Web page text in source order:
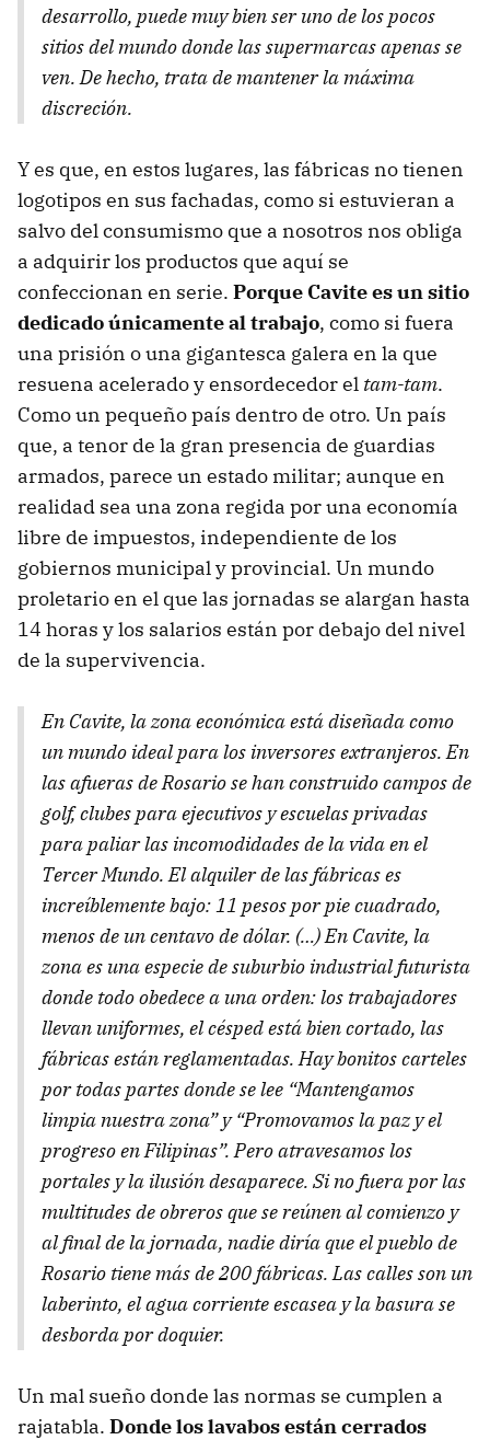
desarrollo, puede muy bien ser uno de los pocos
sitios del mundo donde las supermarcas apenas se
ven. De hecho, trata de mantener la máxima
discreción.
Y es que, en estos lugares, las fábricas no tienen
logotipos en sus fachadas, como si estuvieran a
salvo del consumismo que a nosotros nos obliga
a adquirir los productos que aquí se
confeccionan en serie. Porque Cavite es un sitio
dedicado únicamente al trabajo, como si fuera
una prisión o una gigantesca galera en la que
resuena acelerado y ensordecedor el tam-tam.
Como un pequeño país dentro de otro. Un país
que, a tenor de la gran presencia de guardias
armados, parece un estado militar; aunque en
realidad sea una zona regida por una economía
libre de impuestos, independiente de los
gobiernos municipal y provincial. Un mundo
proletario en el que las jornadas se alargan hasta
14 horas y los salarios están por debajo del nivel
de la supervivencia.
En Cavite, la zona económica está diseñada como
un mundo ideal para los inversores extranjeros. En
las afueras de Rosario se han construido campos de
golf, clubes para ejecutivos y escuelas privadas
para paliar las incomodidades de la vida en el
Tercer Mundo. El alquiler de las fábricas es
increíblemente bajo: 11 pesos por pie cuadrado,
menos de un centavo de dólar. (…) En Cavite, la
zona es una especie de suburbio industrial futurista
donde todo obedece a una orden: los trabajadores
llevan uniformes, el césped está bien cortado, las
fábricas están reglamentadas. Hay bonitos carteles
por todas partes donde se lee “Mantengamos
limpia nuestra zona” y “Promovamos la paz y el
progreso en Filipinas”. Pero atravesamos los
portales y la ilusión desaparece. Si no fuera por las
multitudes de obreros que se reúnen al comienzo y
al final de la jornada, nadie diría que el pueblo de
Rosario tiene más de 200 fábricas. Las calles son un
laberinto, el agua corriente escasea y la basura se
desborda por doquier.
Un mal sueño donde las normas se cumplen a
rajatabla. Donde los lavabos están cerrados